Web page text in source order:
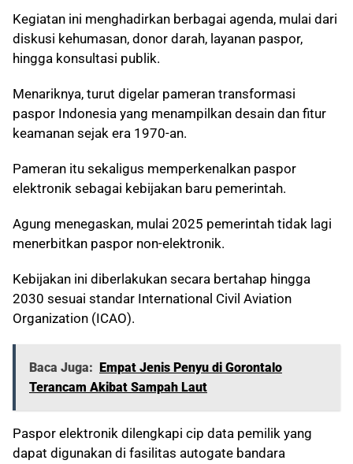
Kegiatan ini menghadirkan berbagai agenda, mulai dari
diskusi kehumasan, donor darah, layanan paspor,
hingga konsultasi publik.
Menariknya, turut digelar pameran transformasi
paspor Indonesia yang menampilkan desain dan fitur
keamanan sejak era 1970-an.
Pameran itu sekaligus memperkenalkan paspor
elektronik sebagai kebijakan baru pemerintah.
Agung menegaskan, mulai 2025 pemerintah tidak lagi
menerbitkan paspor non-elektronik.
Kebijakan ini diberlakukan secara bertahap hingga
2030 sesuai standar International Civil Aviation
Organization (ICAO).
Baca Juga: Empat Jenis Penyu di Gorontalo
Terancam Akibat Sampah Laut
Paspor elektronik dilengkapi cip data pemilik yang
dapat digunakan di fasilitas autogate bandara